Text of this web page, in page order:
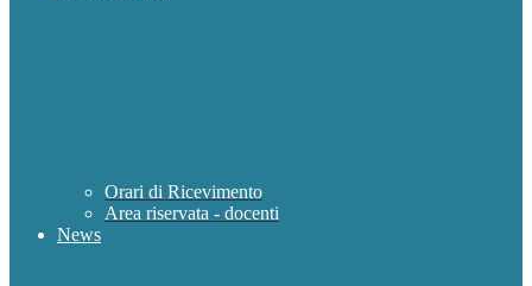
Orari di Ricevimento
Area riservata - docenti
News